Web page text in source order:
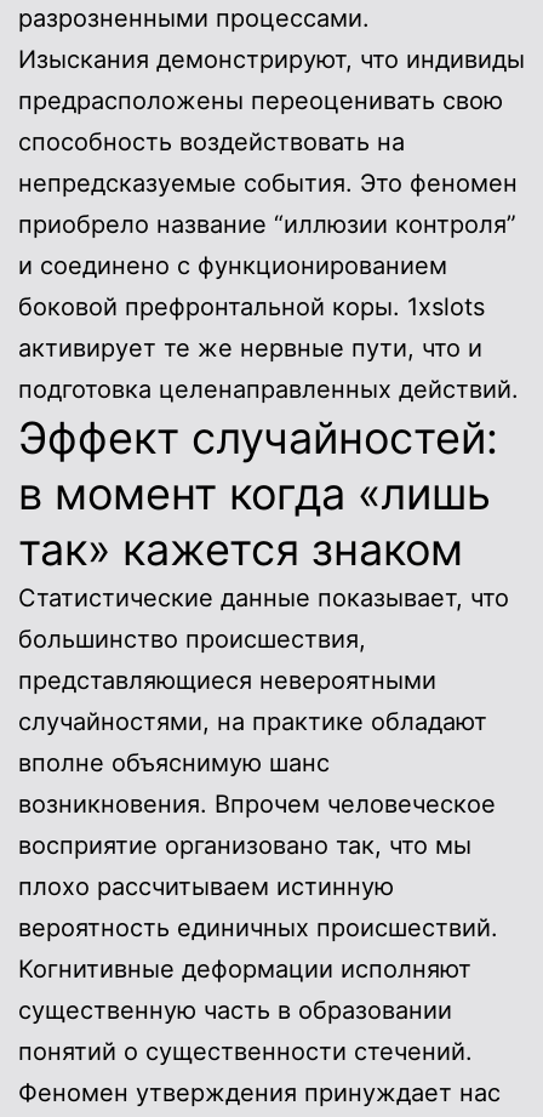
разрозненными процессами.
Изыскания демонстрируют, что индивиды
предрасположены переоценивать свою
способность воздействовать на
непредсказуемые события. Это феномен
приобрело название “иллюзии контроля”
и соединено с функционированием
боковой префронтальной коры. 1xslots
активирует те же нервные пути, что и
подготовка целенаправленных действий.
Эффект случайностей:
в момент когда «лишь
так» кажется знаком
Статистические данные показывает, что
большинство происшествия,
представляющиеся невероятными
случайностями, на практике обладают
вполне объяснимую шанс
возникновения. Впрочем человеческое
восприятие организовано так, что мы
плохо рассчитываем истинную
вероятность единичных происшествий.
Когнитивные деформации исполняют
существенную часть в образовании
понятий о существенности стечений.
Феномен утверждения принуждает нас